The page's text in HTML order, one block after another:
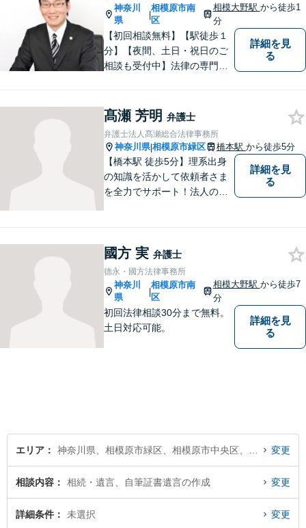
神奈川
県
|
相模原市南
区
相模大野駅 から徒歩1
分
【初回相談無料】【駅徒歩１
分】【夜間、土日・祝日のご
相談も受付中】法律の専門家
詳細を見
る
髙瀬 芳明 弁護士
弁護士法人髙瀬総合法律事務所
神奈川県|相模原市緑区 橋本駅 から徒歩5分
【橋本駅 徒歩5分】理系出身
の知識を活かして依頼者さま
を全力でサポート！法人のお
したいことを整理しながら導
き出します。
詳細を見
る
國方 実 弁護士
德永・國方法律事務所
神奈川
県
|
相模原市南
区
相模大野駅 から徒歩7
分
初回法律相談30分まで無料。
土日対応可能。
詳細を見
る
エリア 変更
相談内容 相続・遺言、自筆証書遺言の作成 変更
詳細条件 未選択 変更